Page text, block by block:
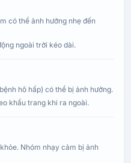
có thể ảnh hưởng nhẹ đến
ngoài trời kéo dài.
hô hấp) có thể bị ảnh hưởng.
khẩu trang khi ra ngoài.
Nhóm nhạy cảm bị ảnh